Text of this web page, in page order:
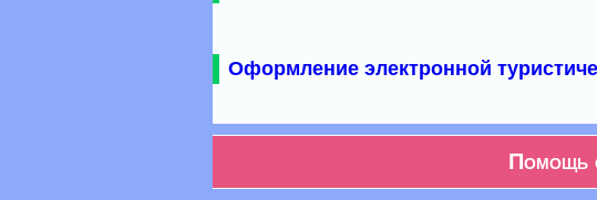
Оформление электронной
Помощь